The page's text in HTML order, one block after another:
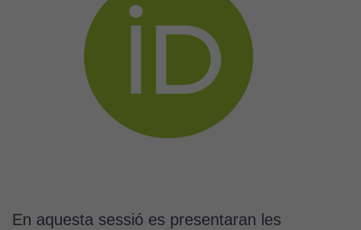
En aquesta sessió es presentaran les